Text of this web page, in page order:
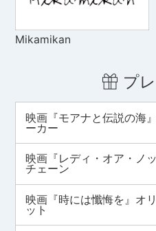
Mikamikan
プ
映画『モアナと伝説の海
ーカー
映画『レディ・オア・ノ
チェーン
映画『時には懺悔を』オ
ット